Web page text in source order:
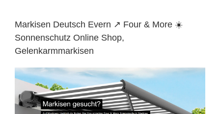
Markisen Deutsch Evern ↗️ Four & More ☀️
Sonnenschutz Online Shop,
Gelenkarmmarkisen